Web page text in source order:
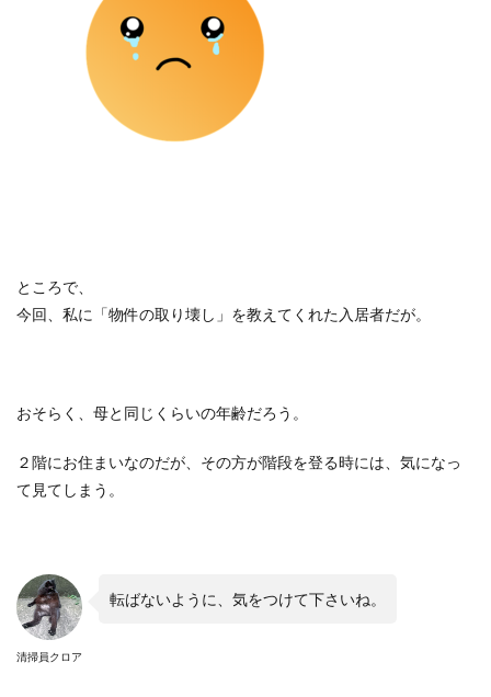
ところで、
今回、私に「物件の取り壊し」を教えてくれた入居者だが。
おそらく、母と同じくらいの年齢だろう。
２階にお住まいなのだが、その方が階段を登る時には、気になっ
て見てしまう。
清掃員クロア
転ばないように、気をつけて下さいね。